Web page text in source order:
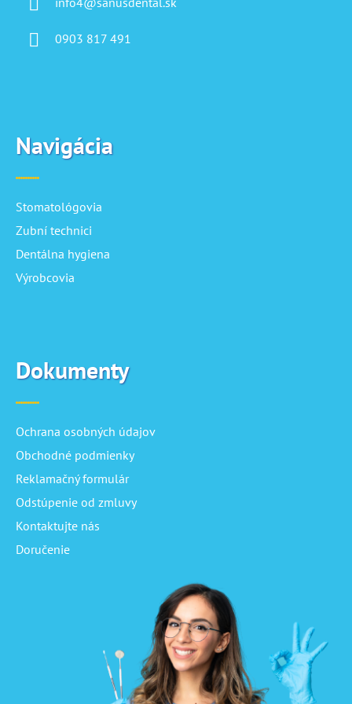
0903 817 491
Navigácia
Stomatológovia
Zubní technici
Dentálna hygiena
Výrobcovia
Dokumenty
Ochrana osobných údajov
Obchodné podmienky
Reklamačný formulár
Odstúpenie od zmluvy
Kontaktujte nás
Doručenie